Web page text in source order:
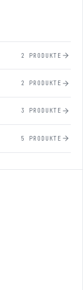
2 PRODUKTE
2 PRODUKTE
3 PRODUKTE
5 PRODUKTE